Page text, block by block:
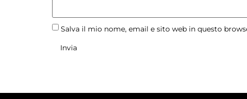
Salva il mio nome, email e sito web in questo